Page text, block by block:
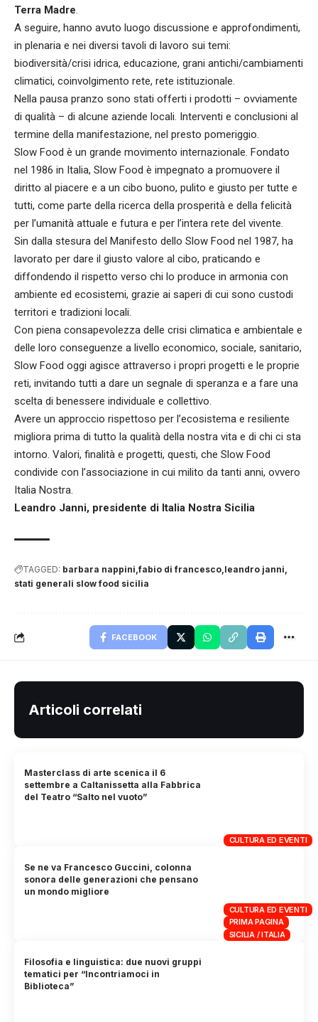
Terra Madre
A seguire, hanno avuto luogo discussione e approfondimenti,
in plenaria e nei diversi tavoli di lavoro sui temi:
biodiversità/crisi idrica, educazione, grani antichi/cambiamenti
climatici, coinvolgimento rete, rete istituzionale.
Nella pausa pranzo sono stati offerti i prodotti – ovviamente
di qualità – di alcune aziende locali. Interventi e conclusioni al
termine della manifestazione, nel presto pomeriggio.
Slow Food è un grande movimento internazionale. Fondato
nel 1986 in Italia, Slow Food è impegnato a promuovere il
diritto al piacere e a un cibo buono, pulito e giusto per tutte e
tutti, come parte della ricerca della prosperità e della felicità
per l’umanità attuale e futura e per l’intera rete del vivente.
Sin dalla stesura del Manifesto dello Slow Food nel 1987, ha
lavorato per dare il giusto valore al cibo, praticando e
diffondendo il rispetto verso chi lo produce in armonia con
ambiente ed ecosistemi, grazie ai saperi di cui sono custodi
territori e tradizioni locali.
Con piena consapevolezza delle crisi climatica e ambientale e
delle loro conseguenze a livello economico, sociale, sanitario,
Slow Food oggi agisce attraverso i propri progetti e le proprie
reti, invitando tutti a dare un segnale di speranza e a fare una
scelta di benessere individuale e collettivo.
Avere un approccio rispettoso per l’ecosistema e resiliente
migliora prima di tutto la qualità della nostra vita e di chi ci sta
intorno. Valori, finalità e progetti, questi, che Slow Food
condivide con l’associazione in cui milito da tanti anni, ovvero
Italia Nostra.
Leandro Janni, presidente di Italia Nostra Sicilia
TAGGED: barbara nappini fabio di francesco leandro janni
stati generali slow food sicilia
FACEBOOK
Articoli correlati
CULTURA ED EVENTI
Masterclass di arte scenica il 6
settembre a Caltanissetta alla Fabbrica
del Teatro “Salto nel vuoto”
CULTURA ED EVENTI
PRIMA PAGINA
SICILIA / ITALIA
Se ne va Francesco Guccini, colonna
sonora delle generazioni che pensano
un mondo migliore
Filosofia e linguistica: due nuovi gruppi
tematici per “Incontriamoci in
Biblioteca”